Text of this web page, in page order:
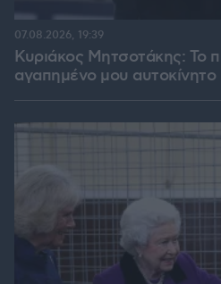
Κυριάκος Μητσοτάκης: Το
αγαπημένο μου αυτοκίνητο
07.08.2026, 19:39